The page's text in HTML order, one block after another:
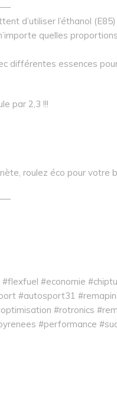
d’utiliser l’éthanol
quelles
différentes essences
par 2,3 !!!
roulez éco pour votre
#economie
#autosport31
#rotronics
#performance